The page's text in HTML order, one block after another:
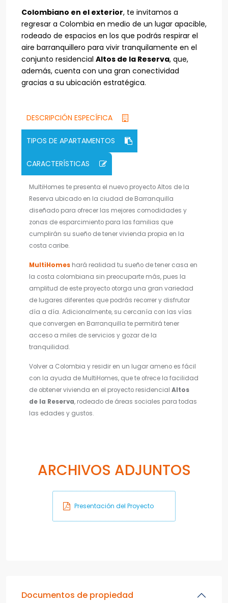
Colombiano en el exterior, te invitamos a
regresar a Colombia en medio de un lugar apacible,
rodeado de espacios en los que podrás respirar el
aire barranquillero para vivir tranquilamente en el
conjunto residencial Altos de la Reserva, que,
además, cuenta con una gran conectividad
gracias a su ubicación estratégica.
DESCRIPCIÓN ESPECÍFICA
TIPOS DE APARTAMENTOS
CARACTERÍSTICAS
MultiHomes te presenta el nuevo proyectoAltos de la
Reserva ubicado en la ciudad de Barranquilla
diseñado para ofrecer las mejores comodidades y
zonas de esparcimiento para las familias que
cumplirán su sueño de tener vivienda propia en la
costa caribe.
MultiHomes hará realidad tu sueño de tener casa en
la costa colombiana sin preocuparte más, pues la
amplitud de este proyecto otorga una gran variedad
de lugares diferentes que podrás recorrer y disfrutar
día a día. Adicionalmente, su cercanía con las vías
que convergen en Barranquilla te permitirá tener
acceso a miles de servicios y gozar de la
tranquilidad.
Volver a Colombia y residir en un lugar ameno es fácil
con la ayuda de MultiHomes, que te ofrece la facilidad
de obtener vivienda en el proyecto residencial Altos
de la Reserva, rodeado de áreas sociales para todas
las edades y gustos.
ARCHIVOS ADJUNTOS
Presentación del Proyecto
Documentos de propiedad